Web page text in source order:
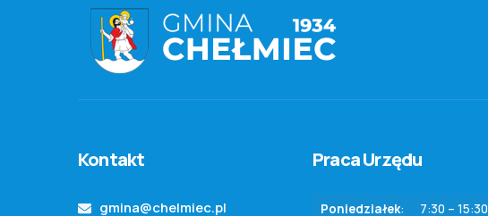
Kontakt
gmina@chelmiec.pl
Praca Urzędu
Poniedziałek: 7:30 – 15:30